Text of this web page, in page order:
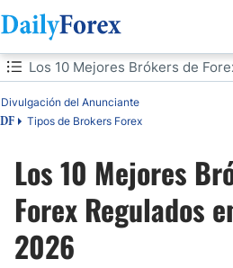
Tabla de contenidos
DF Tipos de Brokers Forex
Divulgación del Anunciante
Los 10 Mejores Brókers de
Los 10 Mejores Brókers de Forex
Niveles de Regulación de Brokers de
¿Es Legal el Trading de Forex en España
Los 10 Mejores
Forex Regulados
2026